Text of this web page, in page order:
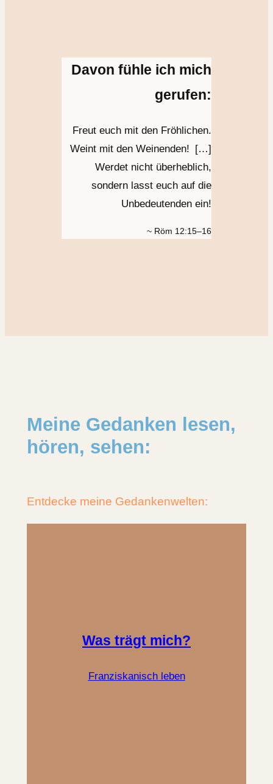
Davon fühle ich mich
gerufen:
Freut euch mit den Fröhlichen.
Weint mit den Weinenden! […]
Werdet nicht überheblich,
sondern lasst euch auf die
Unbedeutenden ein!
~ Röm 12:15–16
Meine Gedanken lesen,
hören, sehen:
Entdecke meine Gedankenwelten:
Was trägt mich?
Franziskanisch leben